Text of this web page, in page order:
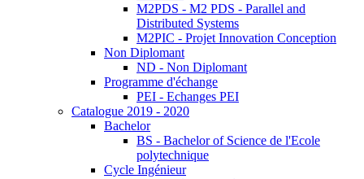
M2PDS - M2 PDS - Parallel and
Distributed Systems
M2PIC - Projet Innovation Conception
Non Diplomant
ND - Non Diplomant
Programme d'échange
PEI - Echanges PEI
Catalogue 2019 - 2020
Bachelor
BS - Bachelor of Science de l'Ecole
polytechnique
Cycle Ingénieur